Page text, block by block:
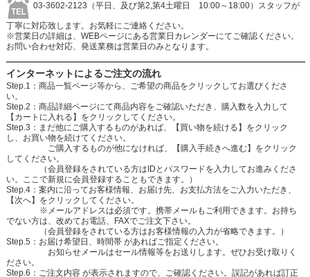
03-3602-2123（平日、及び第2,第4土曜日 10:00～18:00）スタッフが
丁寧に対応致します。お気軽にご連絡ください。
※営業日の詳細は、WEBページにある営業日カレンダーにてご確認ください。
お問い合わせ対応、発送業務は営業日のみとなります。
インターネットによるご注文の流れ
Step.1：商品一覧ページ等から、ご希望の商品をクリックしてお選びくださ
い。
Step.2：商品詳細ページにて商品内容をご確認いただき、購入数を入力して
【カートに入れる】をクリックしてください。
Step.3：まだ他にご購入するものがあれば、【買い物を続ける】をクリック
し、お買い物を続けてください。
ご購入するものが他になければ、【購入手続きへ進む】をクリック
してください。
（会員登録をされている方はIDとパスワードを入力してお進みくださ
い。ここで新規に会員登録することもできます。）
Step.4：案内に沿ってお客様情報、お届け先、お支払方法をご入力いただき、
【次へ】をクリックしてください。
※メールアドレスは必須です。携帯メールもご利用できます。お持ち
でない方は、改めてお電話、FAXでご注文下さい。
（会員登録をされている方はお客様情報の入力が省略できます。）
Step.5：お届け希望日、時間帯 があればご指定ください。
お知らせメールはセール情報等をお送りします。ぜひお受け取りく
ださい。
Step.6：ご注文内容 が表示されますので、ご確認ください。誤記があれば訂正